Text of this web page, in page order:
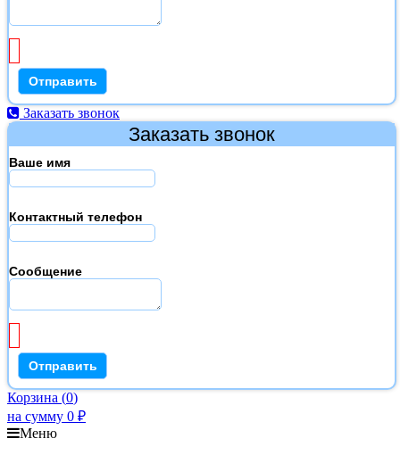
Заказать звонок
Заказать звонок
Ваше имя
Контактный телефон
Сообщение
Корзина (0)
на сумму 0 ₽
Меню